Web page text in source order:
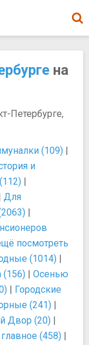
на
Петербурге,
(109) |
и
|
Для
|
посмотреть
(1014) |
| Осенью
| Городские
(241) |
Двор (20) |
(458) |